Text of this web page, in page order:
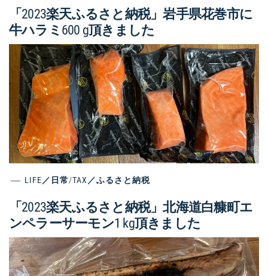
「2023楽天ふるさと納税」岩手県花巻市に
牛ハラミ600 g頂きました
LIFE／日常/TAX／ふるさと納税
「2023楽天ふるさと納税」北海道白糠町エ
ンペラーサーモン1 kg頂きました